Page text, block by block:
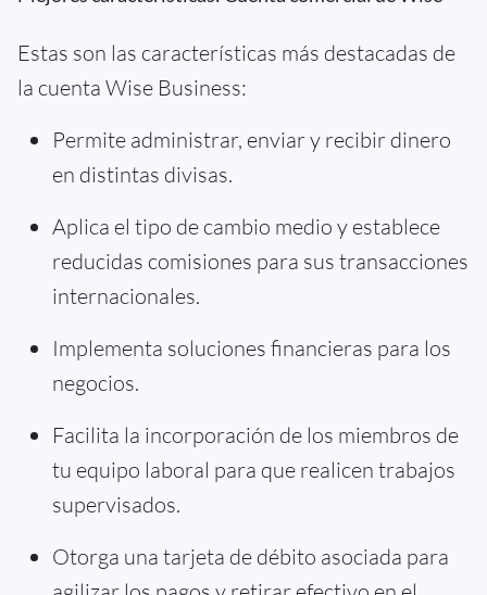
Estas son las características más destacadas de
la cuenta Wise Business:
Permite administrar, enviar y recibir dinero
en distintas divisas.
Aplica el tipo de cambio medio y establece
reducidas comisiones para sus transacciones
internacionales.
Implementa soluciones financieras para los
negocios.
Facilita la incorporación de los miembros de
tu equipo laboral para que realicen trabajos
supervisados.
Otorga una tarjeta de débito asociada para